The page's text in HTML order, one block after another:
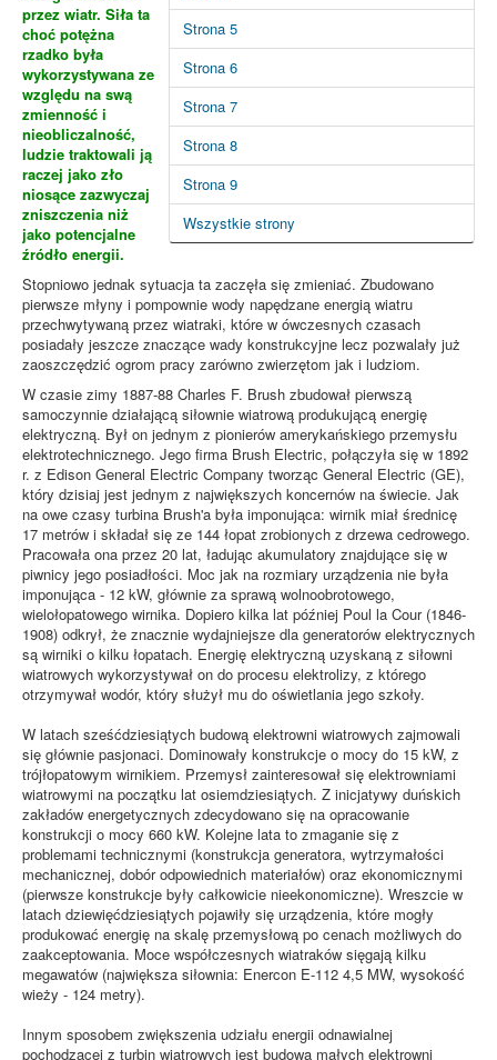
Strona 5
Strona 6
Strona 7
Strona 8
Strona 9
Wszystkie strony
przez wiatr. Siła ta
choć potężna
rzadko była
wykorzystywana ze
względu na swą
zmienność i
nieobliczalność,
ludzie traktowali ją
raczej jako zło
niosące zazwyczaj
zniszczenia niż
jako potencjalne
źródło energii.
Stopniowo jednak sytuacja ta zaczęła się zmieniać. Zbudowano
pierwsze młyny i pompownie wody napędzane energią wiatru
przechwytywaną przez wiatraki, które w ówczesnych czasach
posiadały jeszcze znaczące wady konstrukcyjne lecz pozwalały już
zaoszczędzić ogrom pracy zarówno zwierzętom jak i ludziom.
W czasie zimy 1887-88 Charles F. Brush zbudował pierwszą
samoczynnie działającą siłownie wiatrową produkującą energię
elektryczną. Był on jednym z pionierów amerykańskiego przemysłu
elektrotechnicznego. Jego firma Brush Electric, połączyła się w 1892
r. z Edison General Electric Company tworząc General Electric (GE),
który dzisiaj jest jednym z największych koncernów na świecie. Jak
na owe czasy turbina Brush'a była imponująca: wirnik miał średnicę
17 metrów i składał się ze 144 łopat zrobionych z drzewa cedrowego.
Pracowała ona przez 20 lat, ładując akumulatory znajdujące się w
piwnicy jego posiadłości. Moc jak na rozmiary urządzenia nie była
imponująca - 12 kW, głównie za sprawą wolnoobrotowego,
wielołopatowego wirnika. Dopiero kilka lat później Poul la Cour (1846-
1908) odkrył, że znacznie wydajniejsze dla generatorów elektrycznych
są wirniki o kilku łopatach. Energię elektryczną uzyskaną z siłowni
wiatrowych wykorzystywał on do procesu elektrolizy, z którego
otrzymywał wodór, który służył mu do oświetlania jego szkoły.
W latach sześćdziesiątych budową elektrowni wiatrowych zajmowali
się głównie pasjonaci. Dominowały konstrukcje o mocy do 15 kW, z
trójłopatowym wirnikiem. Przemysł zainteresował się elektrowniami
wiatrowymi na początku lat osiemdziesiątych. Z inicjatywy duńskich
zakładów energetycznych zdecydowano się na opracowanie
konstrukcji o mocy 660 kW. Kolejne lata to zmaganie się z
problemami technicznymi (konstrukcja generatora, wytrzymałości
mechanicznej, dobór odpowiednich materiałów) oraz ekonomicznymi
(pierwsze konstrukcje były całkowicie nieekonomiczne). Wreszcie w
latach dziewięćdziesiątych pojawiły się urządzenia, które mogły
produkować energię na skalę przemysłową po cenach możliwych do
zaakceptowania. Moce współczesnych wiatraków sięgają kilku
megawatów (największa siłownia: Enercon E-112 4,5 MW, wysokość
wieży - 124 metry).
Innym sposobem zwiększenia udziału energii odnawialnej
pochodzącej z turbin wiatrowych jest budowa małych elektrowni